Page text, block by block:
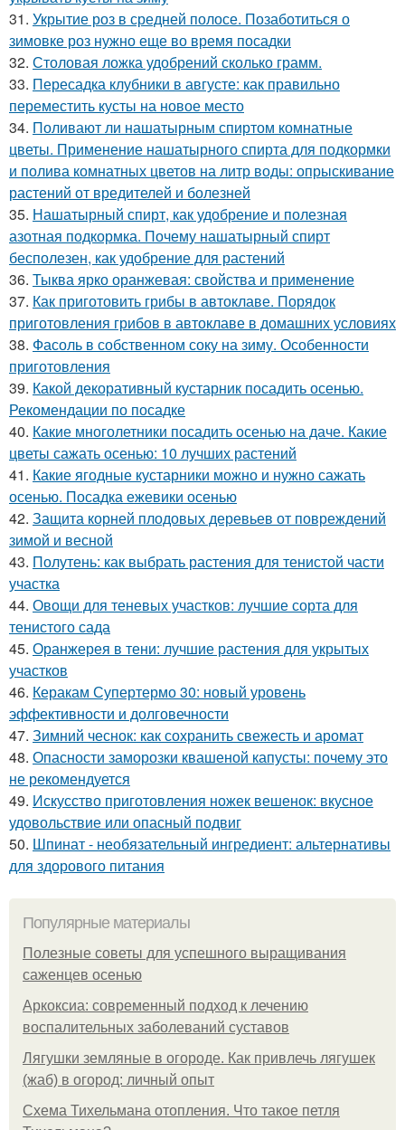
31. Укрытие роз в средней полосе. Позаботиться о
зимовке роз нужно еще во время посадки
32. Столовая ложка удобрений сколько грамм.
33. Пересадка клубники в августе: как правильно
переместить кусты на новое место
34. Поливают ли нашатырным спиртом комнатные
цветы. Применение нашатырного спирта для подкормки
и полива комнатных цветов на литр воды: опрыскивание
растений от вредителей и болезней
35. Нашатырный спирт, как удобрение и полезная
азотная подкормка. Почему нашатырный спирт
бесполезен, как удобрение для растений
36. Тыква ярко оранжевая: свойства и применение
37. Как приготовить грибы в автоклаве. Порядок
приготовления грибов в автоклаве в домашних условиях
38. Фасоль в собственном соку на зиму. Особенности
приготовления
39. Какой декоративный кустарник посадить осенью.
Рекомендации по посадке
40. Какие многолетники посадить осенью на даче. Какие
цветы сажать осенью: 10 лучших растений
41. Какие ягодные кустарники можно и нужно сажать
осенью. Посадка ежевики осенью
42. Защита корней плодовых деревьев от повреждений
зимой и весной
43. Полутень: как выбрать растения для тенистой части
участка
44. Овощи для теневых участков: лучшие сорта для
тенистого сада
45. Оранжерея в тени: лучшие растения для укрытых
участков
46. Керакам Супертермо 30: новый уровень
эффективности и долговечности
47. Зимний чеснок: как сохранить свежесть и аромат
48. Опасности заморозки квашеной капусты: почему это
не рекомендуется
49. Искусство приготовления ножек вешенок: вкусное
удовольствие или опасный подвиг
50. Шпинат - необязательный ингредиент: альтернативы
для здорового питания
Популярные материалы
Полезные советы для успешного выращивания
саженцев осенью
Аркоксиа: современный подход к лечению
воспалительных заболеваний суставов
Лягушки земляные в огороде. Как привлечь лягушек
(жаб) в огород: личный опыт
Схема Тихельмана отопления. Что такое петля